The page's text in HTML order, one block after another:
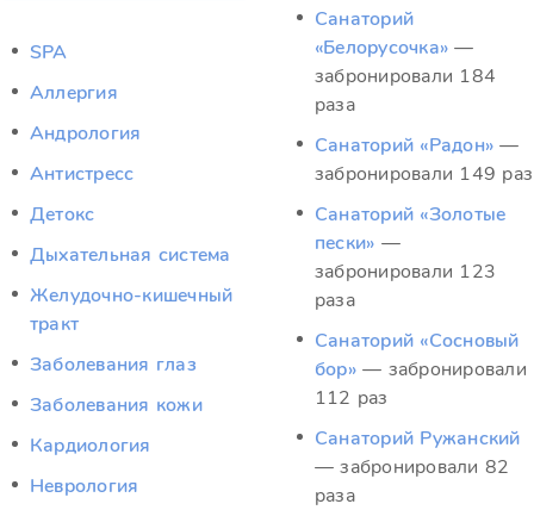
SPA
Аллергия
Андрология
Антистресс
Детокс
Дыхательная система
Желудочно-кишечный
тракт
Заболевания глаз
Заболевания кожи
Кардиология
Неврология
Санаторий
«Белорусочка» —
забронировали 184
раза
Санаторий «Радон» —
забронировали 149 раз
Санаторий «Золотые
пески» —
забронировали 123
раза
Санаторий «Сосновый
бор» — забронировали
112 раз
Санаторий Ружанский
— забронировали 82
раза